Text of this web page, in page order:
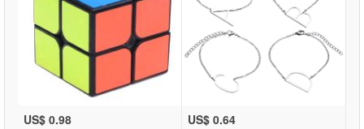
US$ 0.98 US$ 0.64